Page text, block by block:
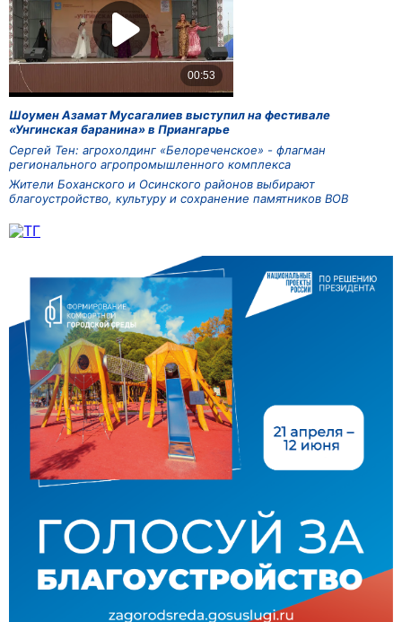
Шоумен Азамат Мусагалиев выступил на фестивале
«Унгинская баранина» в Приангарье
Сергей Тен: агрохолдинг «Белореченское» - флагман
регионального агропромышленного комплекса
Жители Боханского и Осинского районов выбирают
благоустройство, культуру и сохранение памятников ВОВ